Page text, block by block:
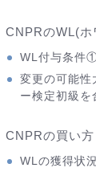
CNPRのWL(ホ
WL付与条件
変更の可能
ー検定初級を
CNPRの買い
WLの獲得状